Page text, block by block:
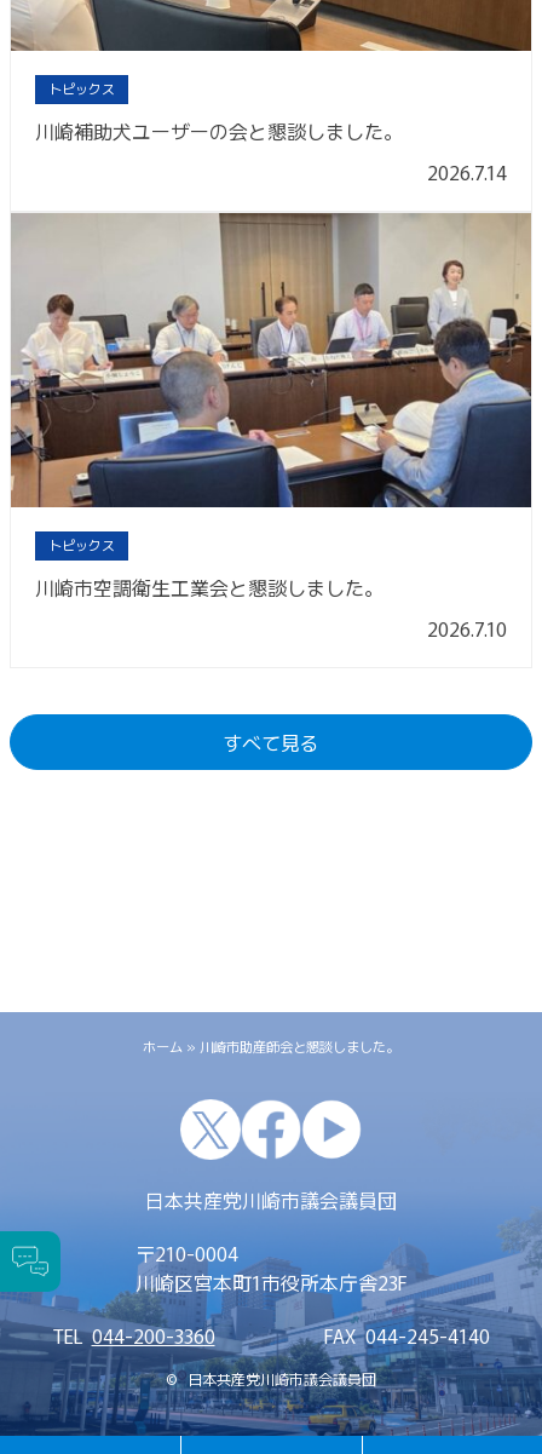
トピックス
川崎補助犬ユーザーの会と懇談しました。
2026.7.14
トピックス
川崎市空調衛生工業会と懇談しました。
2026.7.10
すべて見る
ホーム » 川崎市助産師会と懇談しました。
x facebook
日本共産党川崎市議会議員団
〒210-0004
川崎区宮本町1市役所本庁舎23F
TEL 044-200-3360 FAX 044-245-4140
© 日本共産党川崎市議会議員団